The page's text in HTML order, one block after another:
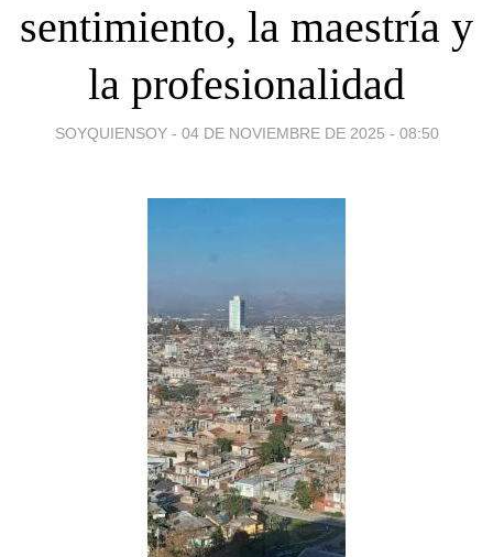
sentimiento, la maestría y
la profesionalidad
SOYQUIENSOY - 04 DE NOVIEMBRE DE 2025 - 08:50